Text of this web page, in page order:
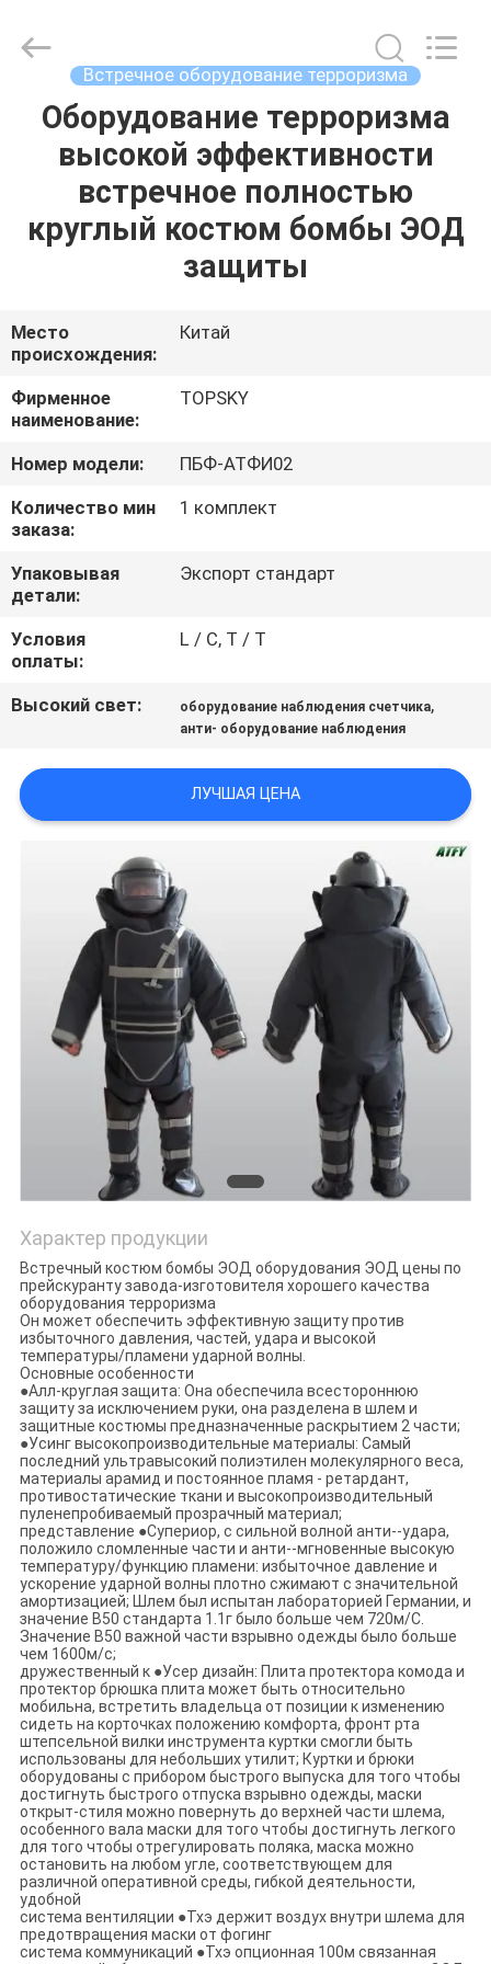
ДОМ
ПРОДУКТЫ
ПУТЕШЕСТВИЕ
ФАБРИКИ
ПРОВЕРКА
КАЧЕСТВА
СВЯЖИТЕСЬ
МЫ
ЦИТАТУ
КАРТА
САЙТА
PRIVACY
POLICY
Century Holding Co.,Ltd.
Встречное оборудование терроризма
Оборудование терроризма
высокой эффективности
встречное полностью
круглый костюм бомбы ЭОД
защиты
Место
происхождения:
Китай
Фирменное
наименование:
TOPSKY
Номер модели:
ПБФ-АТФИ02
Количество мин
заказа:
1 комплект
Упаковывая
детали:
Экспорт стандарт
Условия
оплаты:
L / C, T / T
Высокий свет: оборудование наблюдения счетчика,
анти- оборудование наблюдения
ЛУЧШАЯ ЦЕНА
Характер продукции
Встречный костюм бомбы ЭОД оборудования ЭОД цены по
прейскуранту завода-изготовителя хорошего качества
оборудования терроризма
Он может обеспечить эффективную защиту против
избыточного давления, частей, удара и высокой
температуры/пламени ударной волны.
Основные особенности
●Алл-круглая защита: Она обеспечила всестороннюю
защиту за исключением руки, она разделена в шлем и
защитные костюмы предназначенные раскрытием 2 части;
●Усинг высокопроизводительные материалы: Самый
последний ультравысокий полиэтилен молекулярного веса,
материалы арамид и постоянное пламя - ретардант,
противостатические ткани и высокопроизводительный
пуленепробиваемый прозрачный материал;
представление ●Супериор, с сильной волной анти--удара,
положило сломленные части и анти--мгновенные высокую
температуру/функцию пламени: избыточное давление и
ускорение ударной волны плотно сжимают с значительной
амортизацией; Шлем был испытан лабораторией Германии, и
значение В50 стандарта 1.1г было больше чем 720м/С.
Значение В50 важной части взрывно одежды было больше
чем 1600м/с;
дружественный к ●Усер дизайн: Плита протектора комода и
протектор брюшка плита может быть относительно
мобильна, встретить владельца от позиции к изменению
сидеть на корточках положению комфорта, фронт рта
штепсельной вилки инструмента куртки смогли быть
использованы для небольших утилит; Куртки и брюки
оборудованы с прибором быстрого выпуска для того чтобы
достигнуть быстрого отпуска взрывно одежды, маски
открыт-стиля можно повернуть до верхней части шлема,
особенного вала маски для того чтобы достигнуть легкого
для того чтобы отрегулировать поляка, маска можно
остановить на любом угле, соответствующем для
различной оперативной среды, гибкой деятельности,
удобной
система вентиляции ●Тхэ держит воздух внутри шлема для
предотвращения маски от фогинг
система коммуникаций ●Тхэ опционная 100м связанная